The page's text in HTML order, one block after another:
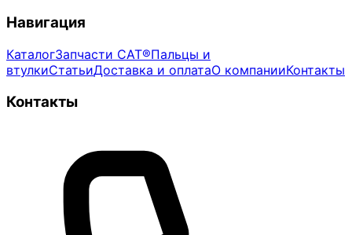
Навигация
КаталогЗапчасти CAT®Пальцы и
втулкиСтатьиДоставка и оплатаО компанииКонтакты
Контакты